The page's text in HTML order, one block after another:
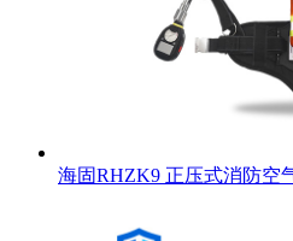
海固RHZK9 正压式消防空